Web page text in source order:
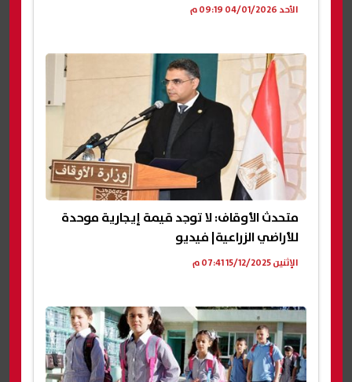
الأحد 04/01/2026 09:19 م
متحدث الأوقاف: لا توجد قيمة إيجارية موحدة
للأراضي الزراعية| فيديو
الإثنين 15/12/2025 07:41 م